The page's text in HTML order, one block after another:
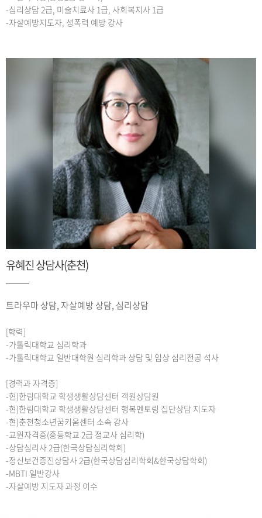
-심리상담 2급, 미술치료사 1급, 사회복지사 1급
-자살예방지도자, 성폭력 예방 강사
유혜진 상담사(춘천)
트라우마 상담, 자살예방 상담, 심리상담
[학력]
-가톨릭대학교 심리학과
-가톨릭대학교 일반대학원 심리학과 상담 및 임상 심리전공 석사
[경력과 자격증]
-현)한림대학교 학생생활상담센터 객원상담원
-현)한림대학교 학생생활상담센터 행복멘토링 집단상담 지도자
-현)춘천청소년꿈키움센터 소속 강사
-교원자격증(중등학교 2급 정교사 심리학)
-상담심리사 2급(한국상담심리학회)
-정신보건증진상담사 2급(한국상담심리학회&한국상담학회)
-MBTI 일반강사
-자살예방 지도자 과정 이수